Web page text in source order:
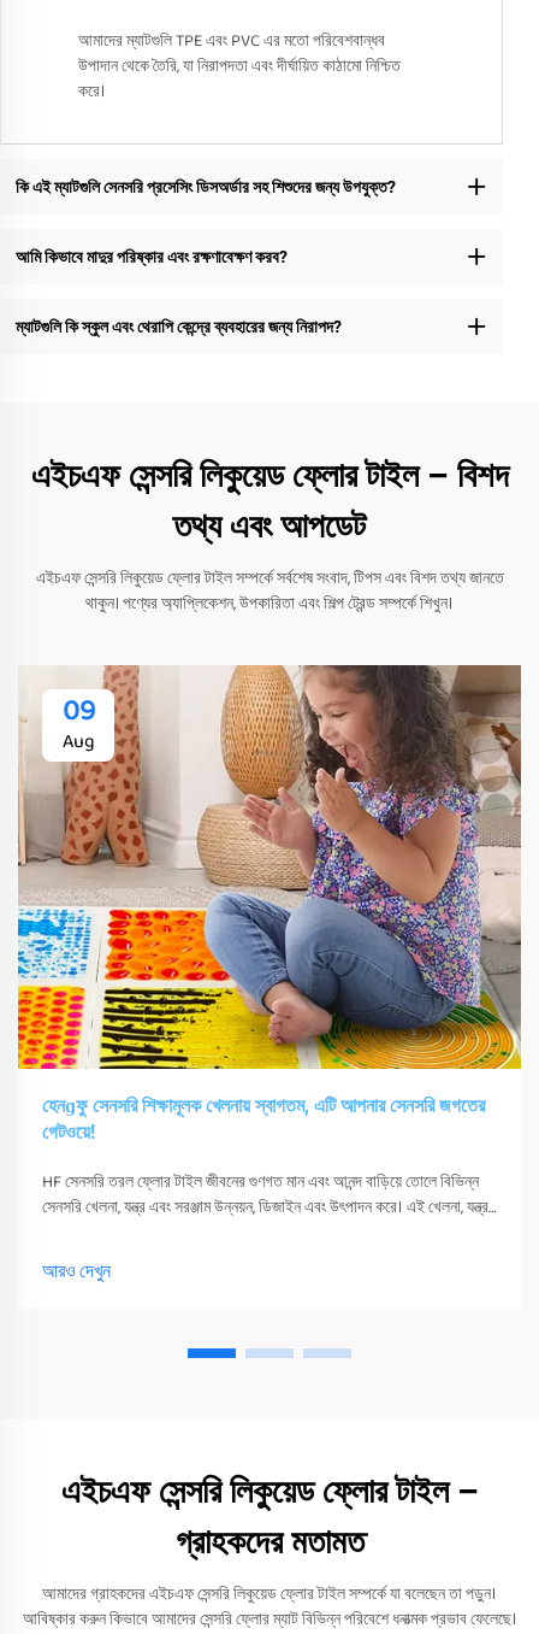
আমাদের ম্যাটগুলি TPE এবং PVC এর মতো পরিবেশবান্ধব
উপাদান থেকে তৈরি, যা নিরাপদতা এবং দীর্ঘায়িত কাঠামো নিশ্চিত
করে।
কি এই ম্যাটগুলি সেনসরি প্রসেসিং ডিসঅর্ডার সহ শিশুদের জন্য উপযুক্ত?
আমি কিভাবে মাদুর পরিষ্কার এবং রক্ষণাবেক্ষণ করব?
ম্যাটগুলি কি স্কুল এবং থেরাপি কেন্দ্রে ব্যবহারের জন্য নিরাপদ?
এইচএফ সেন্সরি লিকুয়েড ফ্লোর টাইল – বিশদ
তথ্য এবং আপডেট
এইচএফ সেন্সরি লিকুয়েড ফ্লোর টাইল সম্পর্কে সর্বশেষ সংবাদ, টিপস এবং বিশদ তথ্য জানতে
থাকুন। পণ্যের অ্যাপ্লিকেশন, উপকারিতা এবং শিল্প ট্রেন্ড সম্পর্কে শিখুন।
09
Aug
হেনɡফু সেনসরি শিক্ষামূলক খেলনায় স্বাগতম, এটি আপনার সেনসরি জগতের
গেটওয়ে!
HF সেনসরি তরল ফ্লোর টাইল জীবনের গুণগত মান এবং আনন্দ বাড়িয়ে তোলে বিভিন্ন
সেনসরি খেলনা, যন্ত্র এবং সরঞ্জাম উন্নয়ন, ডিজাইন এবং উৎপাদন করে। এই খেলনা, যন্ত্র
আরও দেখুন
এইচএফ সেন্সরি লিকুয়েড ফ্লোর টাইল –
গ্রাহকদের মতামত
আমাদের গ্রাহকদের এইচএফ সেন্সরি লিকুয়েড ফ্লোর টাইল সম্পর্কে যা বলেছেন তা পড়ুন।
আবিষ্কার করুন কিভাবে আমাদের সেন্সরি ফ্লোর ম্যাট বিভিন্ন পরিবেশে ধনাত্মক প্রভাব ফেলেছে।